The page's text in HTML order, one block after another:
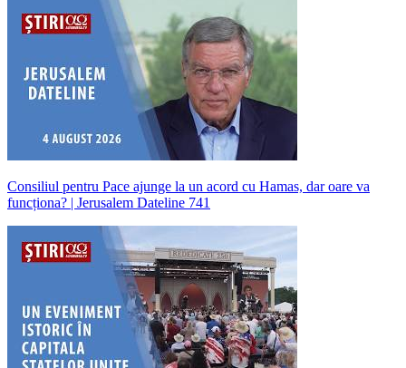
Consiliul pentru Pace ajunge la un acord cu Hamas, dar oare va
funcționa? | Jerusalem Dateline 741